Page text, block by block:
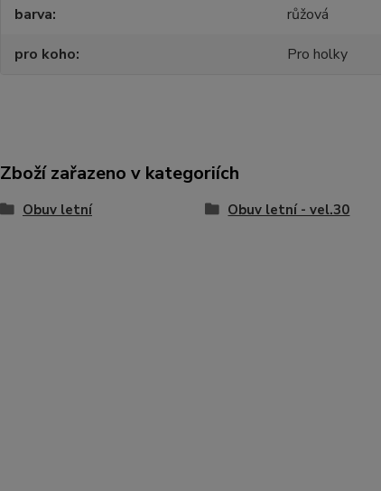
barva
růžová
pro koho
Pro holky
Zboží zařazeno v kategoriích
Obuv letní Obuv letní - vel.30